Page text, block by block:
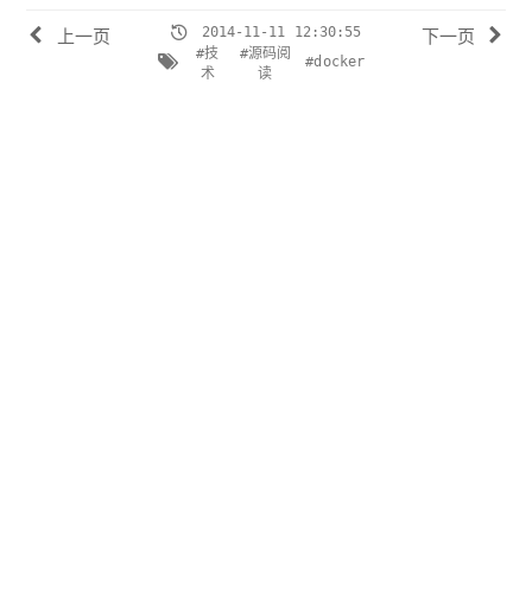
上一页
2014-11-11 12:30:55
#技
术
#源码阅
读
#docker
下一页